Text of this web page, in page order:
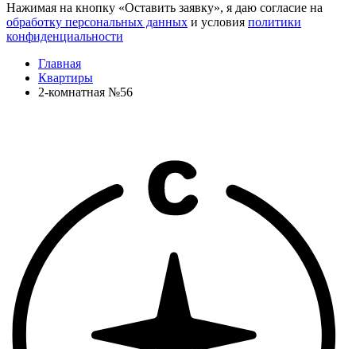
Нажимая на кнопку «Оставить заявку», я даю согласие на
обработку персональных данных и условия политики
конфиденциальности
Главная
Квартиры
2-комнатная №56